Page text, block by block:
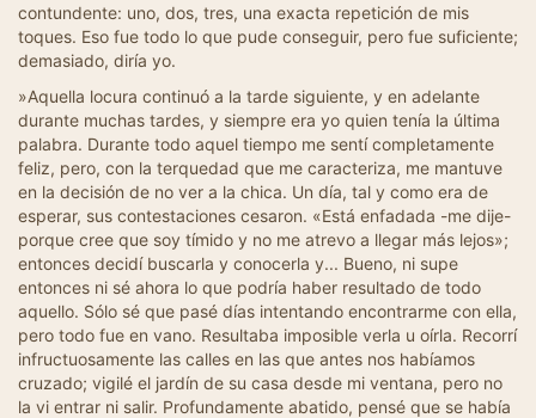
contundente: uno, dos, tres, una exacta repetición de mis
toques. Eso fue todo lo que pude conseguir, pero fue suficiente;
demasiado, diría yo.
»Aquella locura continuó a la tarde siguiente, y en adelante
durante muchas tardes, y siempre era yo quien tenía la última
palabra. Durante todo aquel tiempo me sentí completamente
feliz, pero, con la terquedad que me caracteriza, me mantuve
en la decisión de no ver a la chica. Un día, tal y como era de
esperar, sus contestaciones cesaron. «Está enfadada -me dije-
porque cree que soy tímido y no me atrevo a llegar más lejos»;
entonces decidí buscarla y conocerla y... Bueno, ni supe
entonces ni sé ahora lo que podría haber resultado de todo
aquello. Sólo sé que pasé días intentando encontrarme con ella,
pero todo fue en vano. Resultaba imposible verla u oírla. Recorrí
infructuosamente las calles en las que antes nos habíamos
cruzado; vigilé el jardín de su casa desde mi ventana, pero no
la vi entrar ni salir. Profundamente abatido, pensé que se había